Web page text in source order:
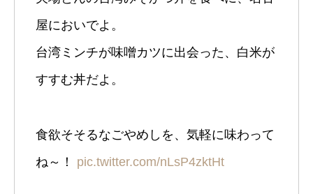
屋においでよ。
台湾ミンチが味噌カツに出会った、白米が
すすむ丼だよ。
食欲そそるなごやめしを、気軽に味わって
ね～！ pic.twitter.com/nLsP4zktHt